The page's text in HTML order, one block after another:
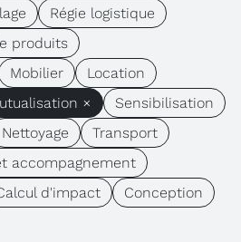
Régie logistique
produits
Mobilier
Location
×
Sensibilisation
Nettoyage
Transport
accompagnement
d'impact
Conception